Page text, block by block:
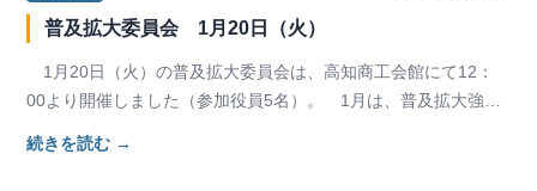
普及拡大委員会 1月20日（火）
1月20日（火）の普及拡大委員会は、高知商工会館にて12：
00より開催しました（参加役員5名）。 1月は、普及拡大強化
続きを読む →